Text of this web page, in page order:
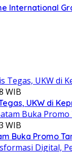
International
WIB
UKW di
WIB
Buka Promo